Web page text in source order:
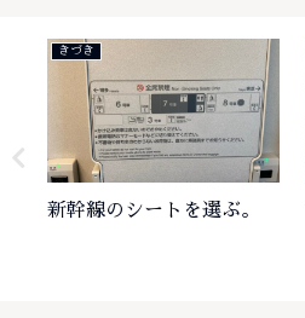
きづき
新幹線のシートを選ぶ。